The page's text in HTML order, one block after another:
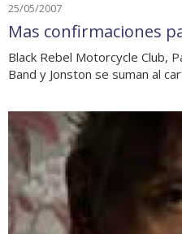
25/05/2007
Mas confirmaciones
Black Rebel Motorcycle Club,
Band y Jonston se suman al